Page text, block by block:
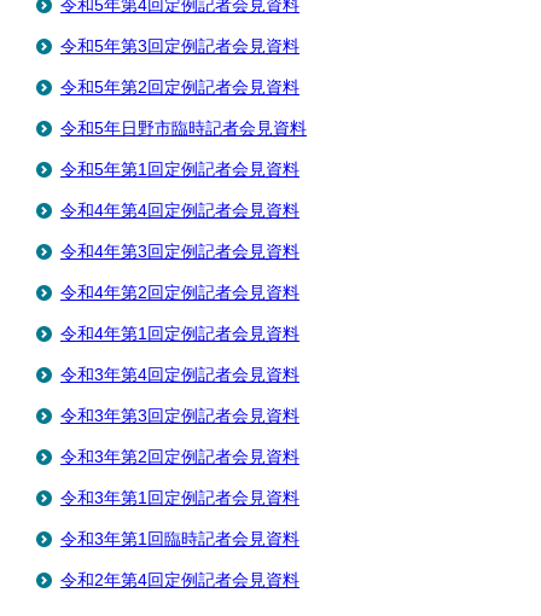
令和5年第4回定例記者会見資料
令和5年第3回定例記者会見資料
令和5年第2回定例記者会見資料
令和5年日野市臨時記者会見資料
令和5年第1回定例記者会見資料
令和4年第4回定例記者会見資料
令和4年第3回定例記者会見資料
令和4年第2回定例記者会見資料
令和4年第1回定例記者会見資料
令和3年第4回定例記者会見資料
令和3年第3回定例記者会見資料
令和3年第2回定例記者会見資料
令和3年第1回定例記者会見資料
令和3年第1回臨時記者会見資料
令和2年第4回定例記者会見資料